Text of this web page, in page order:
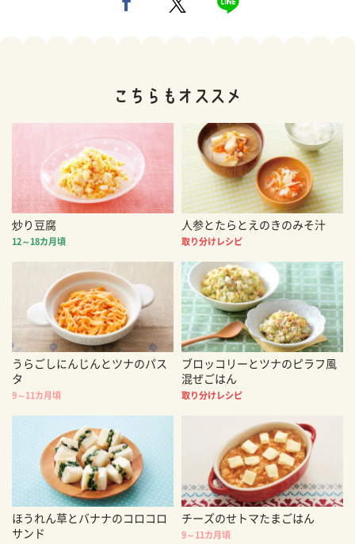
炒り豆腐
12～18カ月頃
人参とたらとえのきのみそ汁
取り分けレシピ
うらごしにんじんとツナのパス
タ
9～11カ月頃
ブロッコリーとツナのピラフ風
混ぜごはん
取り分けレシピ
ほうれん草とバナナのコロコロ
サンド
チーズのせトマたまごはん
9～11カ月頃